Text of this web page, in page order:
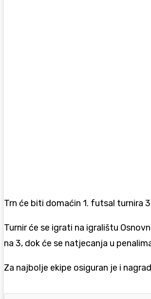
Trn će biti domaćin 1. futsal turnira
Turnir će se igrati na igralištu
na 3, dok će se natjecanja u
Za najbolje ekipe osiguran je i